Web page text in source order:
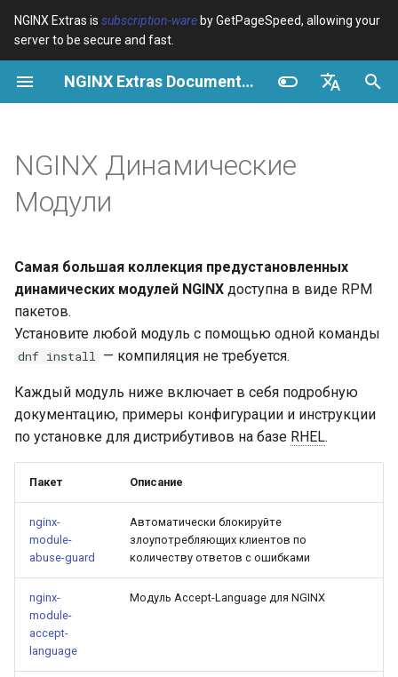
NGINX Extras is subscription-ware by GetPageSpeed, allowing your
server to be secure and fast.
NGINX Extras Documentation
Español
Русский
И
н
ц
з
и
я
о
Variables $bot_name
$browser_family
$browser_name
$browser_version
$device_brand
$device_json
$device_type
$is_ai_crawler
Examples
Related
Directives geoip2
Examples
Related
Get started Configure filters safely
Restrict URLs
HTTPS support
Production operations
Cache and system settings
Console
Experiments
ModSecurity
FAQ and troubleshooting
CSS
HTML and markup
Analytics and advanced
Release and security
history
CVE-2012-4001
Security update, 2013
NGINX security update,
Security update, January
Security update, March
acme
ada
aws-auth
aws-sdk
base-encoding
cache
consul-event
consul
cookie
Производительность
Безопасность
RHEL/CentOS
NGINX-MOD - Улучшенный
RHEL
Tengine Web Server -
Установка на RHEL, CentOS
и Rocky Linux
Модули NGINX для панели
управления Plesk - RPM-
пакеты
cPanel EA4 NGINX Модули -
Превратите ea-nginx в
мощный инструмент
производительности и
Поддержка NGINX HTTP/3
QUIC - RPM-пакеты для
RHEL и CentOS
NGINX Динамические
Модули
Самая большая коллекция предустановленных
динамических модулей NGINX доступна в виде RPM
пакетов.
Установите любой модуль с помощью одной команды
dnf install — компиляция не требуется.
Каждый модуль ниже включает в себя подробную
документацию, примеры конфигурации и инструкции
по установке для дистрибутивов на базе RHEL.
Пакет Описание
nginx-
module-
abuse-guard
Автоматически блокируйте
злоупотребляющих клиентов по
количеству ответов с ошибками
nginx-
module-
accept-
language
Модуль Accept-Language для NGINX